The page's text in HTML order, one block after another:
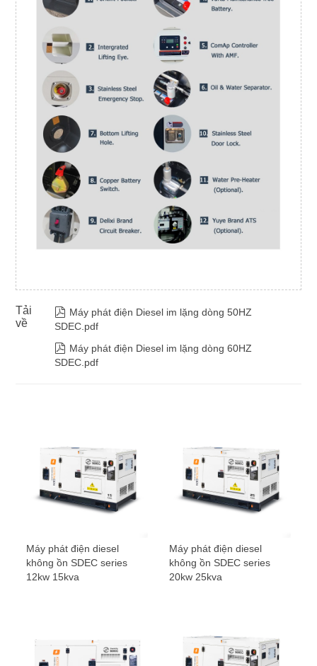
Tải
về
 Máy phát điện Diesel im lặng dòng 50HZ
SDEC.pdf
 Máy phát điện Diesel im lặng dòng 60HZ
SDEC.pdf
Máy phát điện diesel
không ồn SDEC series
12kw 15kva
Máy phát điện diesel
không ồn SDEC series
20kw 25kva